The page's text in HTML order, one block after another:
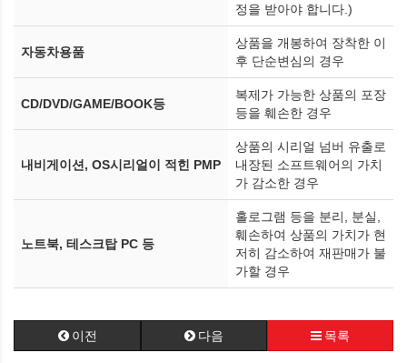
정을 받아야 합니다.)
자동차용품
상품을 개봉하여 장착한 이
후 단순변심의 경우
CD/DVD/GAME/BOOK등
복제가 가능한 상품의 포장
등을 훼손한 경우
내비게이션, OS시리얼이 적힌 PMP
상품의 시리얼 넘버 유출로
내장된 소프트웨어의 가치
가 감소한 경우
노트북, 테스크탑 PC 등
홀로그램 등을 분리, 분실,
훼손하여 상품의 가치가 현
저히 감소하여 재판매가 불
가할 경우
이전 다음 목록